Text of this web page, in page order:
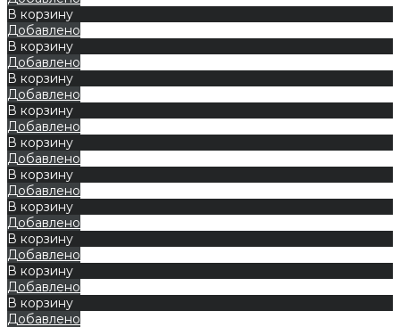
В корзину
Добавлено
В корзину
Добавлено
В корзину
Добавлено
В корзину
Добавлено
В корзину
Добавлено
В корзину
Добавлено
В корзину
Добавлено
В корзину
Добавлено
В корзину
Добавлено
В корзину
Добавлено